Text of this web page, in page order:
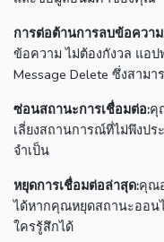
การต่อต้านการลบข้อควา
ข้อความไม่ต้องกังวล แอ
Message Delete ซึ่งสาม
ซ่อนสถานะการเชื่อมต่อ:คุ
เลี่ยงสถานการณ์ที่ไม่พึงปร
จำเป็น
หยุดการเชื่อมต่อล่าสุด:คุณ
ได้หากคุณหยุดสถานะออ
ใครรู้สึกได้